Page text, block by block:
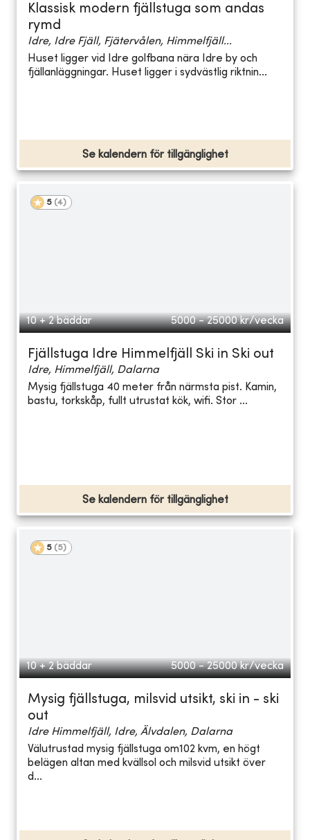
Klassisk modern fjällstuga som andas
rymd
Idre, Idre Fjäll, Fjätervålen, Himmelfjäll...
Huset ligger vid Idre golfbana nära Idre by och
fjällanläggningar. Huset ligger i sydvästlig riktnin...
Se kalendern för tillgänglighet
5 (4)
10 + 2 bäddar 5000 - 25000 kr/vecka
Fjällstuga Idre Himmelfjäll Ski in Ski out
Idre, Himmelfjäll, Dalarna
Mysig fjällstuga 40 meter från närmsta pist. Kamin,
bastu, torkskåp, fullt utrustat kök, wifi. Stor ...
Se kalendern för tillgänglighet
5 (5)
10 + 2 bäddar 5000 - 25000 kr/vecka
Mysig fjällstuga, milsvid utsikt, ski in - ski
out
Idre Himmelfjäll, Idre, Älvdalen, Dalarna
Välutrustad mysig fjällstuga om102 kvm, en högt
belägen altan med kvällsol och milsvid utsikt över
d...